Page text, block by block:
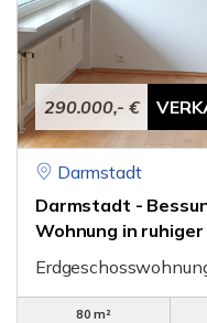
290.000,- €
Darmstadt
Darmstadt -
Wohnung in ruhiger
80 m²